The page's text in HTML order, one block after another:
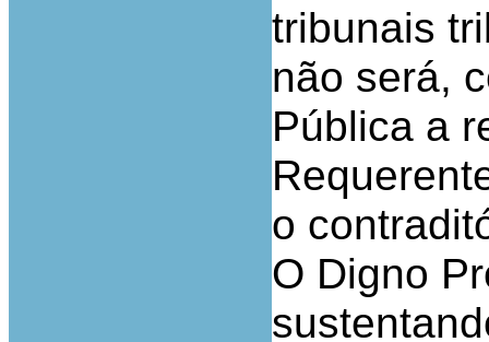
tribunais
não será,
Pública a
o
O Digno